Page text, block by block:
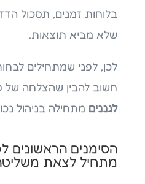
בלוחות זמנים, תסכול
שלא מביא תוצאות.
לכן, לפני שמתחילים
חשוב להבין שהצלחה של
לגננים מתחילה בניהול
הסימנים הראשונים
מתחיל לצאת